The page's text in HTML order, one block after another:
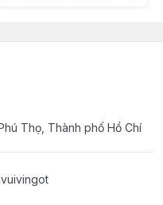
Thọ, Thành phố Hồ Chí